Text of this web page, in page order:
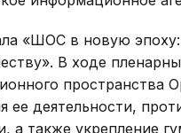
«ШОС в новую
В ходе
пространства
ее деятельности,
а также укрепление